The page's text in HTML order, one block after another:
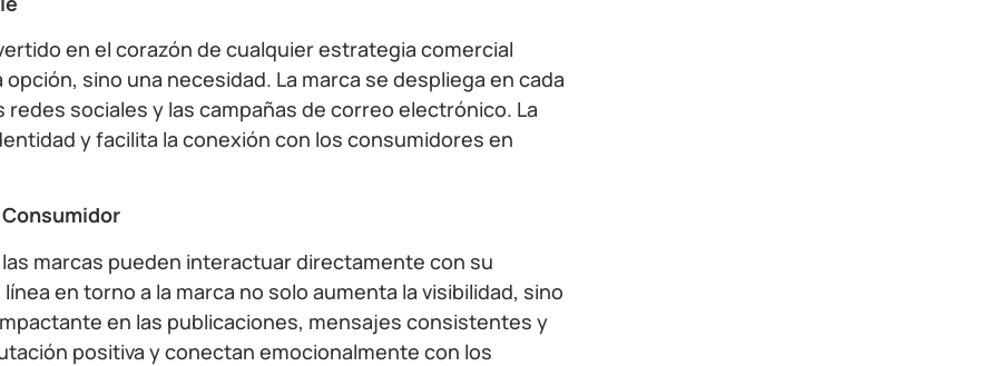
en el corazón de cualquier estrategia comercial
sino una necesidad. La marca se despliega en cada
sociales y las campañas de correo electrónico. La
y facilita la conexión con los consumidores en
marcas pueden interactuar directamente con su
en torno a la marca no solo aumenta la visibilidad, sino
en las publicaciones, mensajes consistentes y
positiva y conectan emocionalmente con los